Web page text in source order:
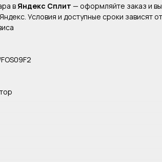
в Яндекс Сплит — оформляйте заказ и
Условия и доступные сроки зависят